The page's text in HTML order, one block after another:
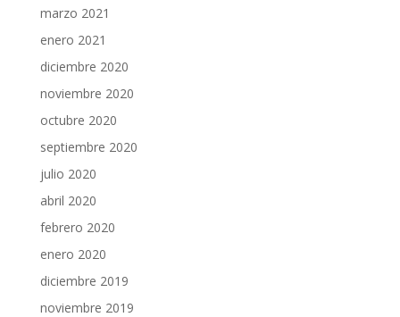
marzo 2021
enero 2021
diciembre 2020
noviembre 2020
octubre 2020
septiembre 2020
julio 2020
abril 2020
febrero 2020
enero 2020
diciembre 2019
noviembre 2019